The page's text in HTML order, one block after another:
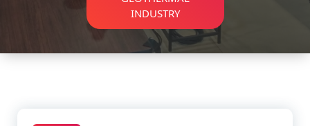
INDUSTRY